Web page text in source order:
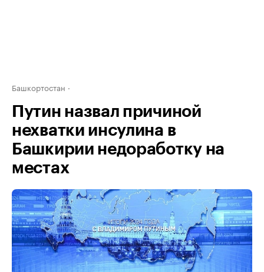
Башкортостан
Путин назвал причиной
нехватки инсулина в
Башкирии недоработку на
местах